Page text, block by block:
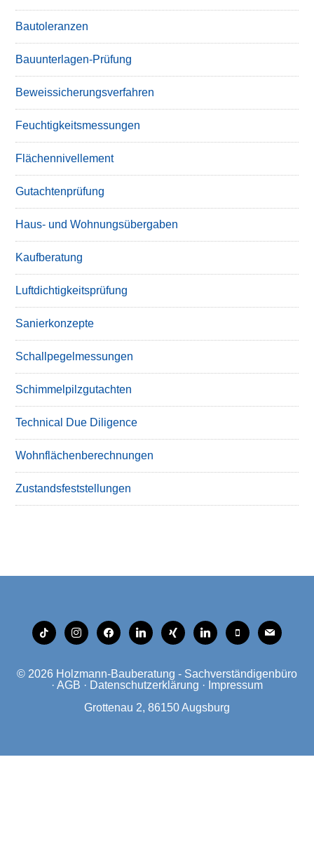
Bautoleranzen
Bauunterlagen-Prüfung
Beweissicherungsverfahren
Feuchtigkeitsmessungen
Flächennivellement
Gutachtenprüfung
Haus- und Wohnungsübergaben
Kaufberatung
Luftdichtigkeitsprüfung
Sanierkonzepte
Schallpegelmessungen
Schimmelpilzgutachten
Technical Due Diligence
Wohnflächenberechnungen
Zustandsfeststellungen
tiktok instagramfacebooklinkedinxing linkedinmobilemail
© 2026 Holzmann-Bauberatung - Sachverständigenbüro
· AGB · Datenschutzerklärung · Impressum
Grottenau 2, 86150 Augsburg